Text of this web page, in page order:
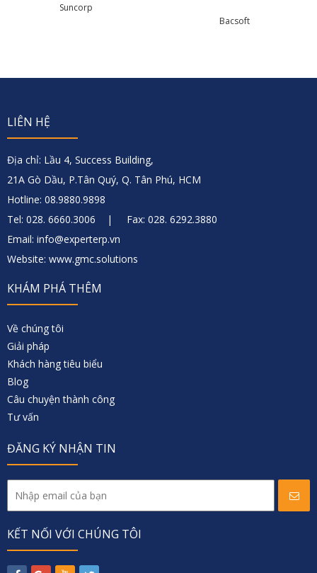
Suncorp
Bacsoft
LIÊN HỆ
Địa chỉ: Lầu 4, Success Building,
21A Gò Dầu, P.Tân Quý, Q. Tân Phú, HCM
Hotline: 08.9880.9898
Tel: 028. 6660.3006 | Fax: 028. 6292.3880
Email: info@experterp.vn
Website: www.gmc.solutions
KHÁM PHÁ THÊM
Về chúng tôi
Giải pháp
Khách hàng tiêu biểu
Blog
Câu chuyện thành công
Tư vấn
ĐĂNG KÝ NHẬN TIN
KẾT NỐI VỚI CHÚNG TÔI